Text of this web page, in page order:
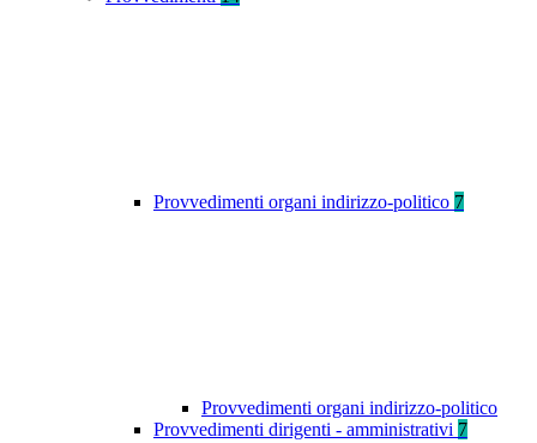
Provvedimenti organi indirizzo-politico 7
Provvedimenti organi indirizzo-politico
Provvedimenti dirigenti - amministrativi 7